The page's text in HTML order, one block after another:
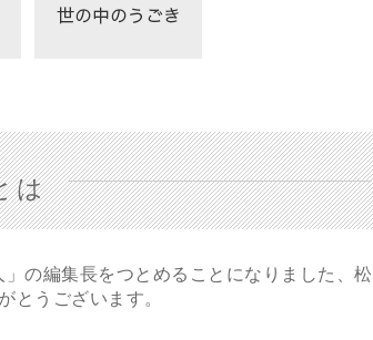
は
の編集長をつとめることになりました、松
とうございます。